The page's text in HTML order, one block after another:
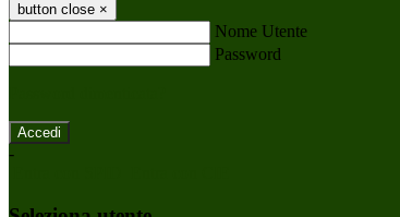
button close ×
Nome Utente
Password
-